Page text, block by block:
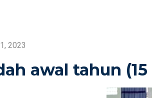
2023
awal tahun